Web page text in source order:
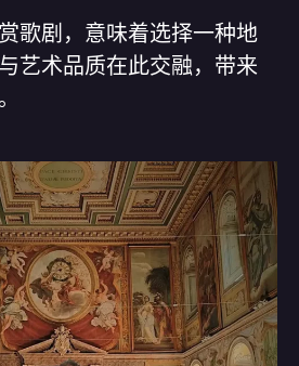
歌剧，意味着选择一种地
艺术品质在此交融，带来